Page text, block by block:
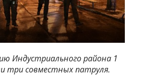
Индустриального района 1
три совместных патруля.